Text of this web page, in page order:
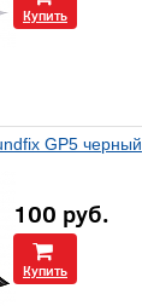
Купить
GP5 черный
100 руб.
Купить